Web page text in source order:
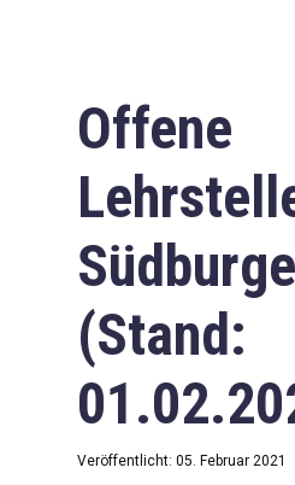
Offene
(Stand:
Veröffentlicht: 05. Februar 2021